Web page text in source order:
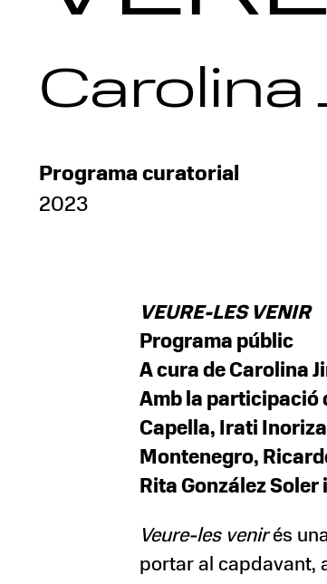
Carolina
Programa curatorial
2023
VEURE-LES VENIR
Programa públic
A cura de Carolina
Amb la participació
Capella, Irati
Montenegro,
Rita González Soler
Veure-les venirés
portar al capdavant,